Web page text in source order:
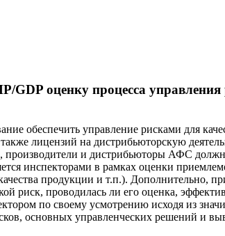
GDP оценку процесса
обеспечить управление рисками для
лицензий на дистрибьюторскую
и дистрибьюторы АФС
инспекторами в рамках оценки
продукции и т.п.). Дополнительно,
риск, проводилась ли его оценка,
по своему усмотрению исходя из
основных управленческих решений и